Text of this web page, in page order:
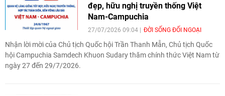
đẹp, hữu nghị truyền thống Việt
Nam-Campuchia
27/07/2026 09:04 ĐỜI SỐNG ĐỐI NGOẠI
Nhận lời mời của Chủ tịch Quốc hội Trần Thanh Mẫn, Chủ tịch Quốc
hội Campuchia Samdech Khuon Sudary thăm chính thức Việt Nam từ
ngày 27 đến 29/7/2026.